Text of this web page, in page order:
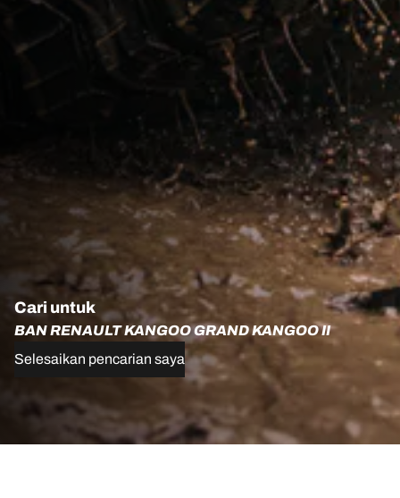
Cari untuk
BAN RENAULT KANGOO GRAND KANGOO II
Selesaikan pencarian saya